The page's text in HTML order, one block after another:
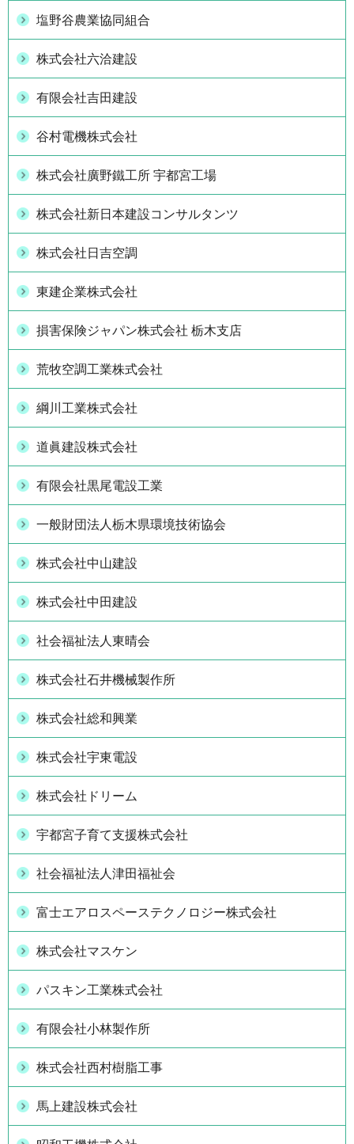
塩野谷農業協同組合
株式会社六洽建設
有限会社吉田建設
谷村電機株式会社
株式会社廣野鐵工所 宇都宮工場
株式会社新日本建設コンサルタンツ
株式会社日吉空調
東建企業株式会社
損害保険ジャパン株式会社 栃木支店
荒牧空調工業株式会社
綱川工業株式会社
道眞建設株式会社
有限会社黒尾電設工業
一般財団法人栃木県環境技術協会
株式会社中山建設
株式会社中田建設
社会福祉法人東晴会
株式会社石井機械製作所
株式会社総和興業
株式会社宇東電設
株式会社ドリーム
宇都宮子育て支援株式会社
社会福祉法人津田福祉会
富士エアロスペーステクノロジー株式会社
株式会社マスケン
パスキン工業株式会社
有限会社小林製作所
株式会社西村樹脂工事
馬上建設株式会社